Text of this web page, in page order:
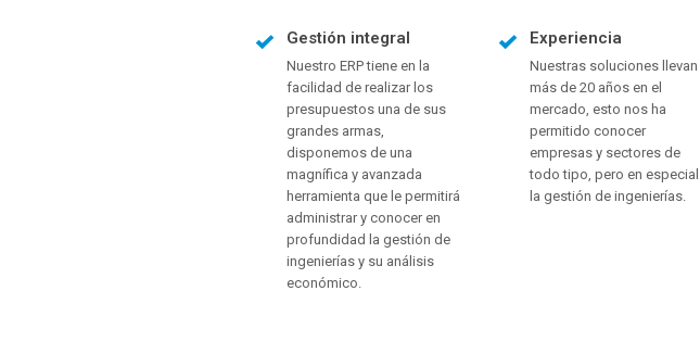
Gestión integral
Nuestro ERP tiene en la
facilidad de realizar los
presupuestos una de sus
grandes armas,
disponemos de una
magnífica y avanzada
herramienta que le permitirá
administrar y conocer en
profundidad la gestión de
ingenierías y su análisis
económico.
Experiencia
Nuestras soluciones llevan
más de 20 años en el
mercado, esto nos ha
permitido conocer
empresas y sectores de
todo tipo, pero en especial
la gestión de ingenierías.